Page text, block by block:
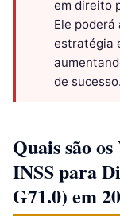
em direito
Ele
estratégia
de sucesso.
Quais são
INSS para
G71.0) em